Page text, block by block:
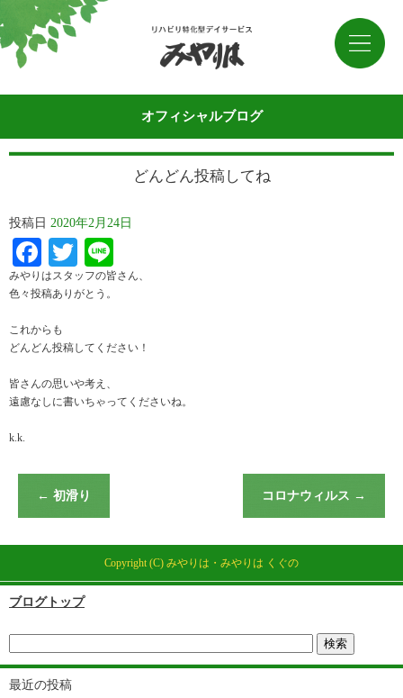
オフィシャルブログ
どんどん投稿してね
投稿日 2020年2月24日
Facebook
Twitter
みやりはスタッフの皆さん、
色々投稿ありがとう。
これからも
どんどん投稿してください！
皆さんの思いや考え、
遠慮なしに書いちゃってくださいね。
k.k.
← 初滑り コロナウィルス →
Copyright (C) みやりは・みやりは くぐの
ブログトップ
最近の投稿